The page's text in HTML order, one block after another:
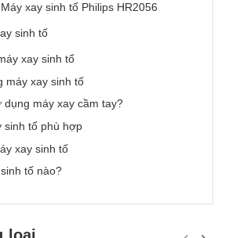
xay sinh tố Philips HR2056
sinh tố
xay sinh tố
máy xay sinh tố
máy xay cầm tay?
sinh tố phù hợp
xay sinh tố
tố nào?